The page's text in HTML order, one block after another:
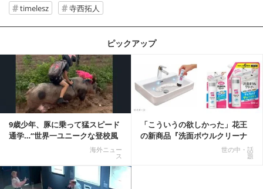
timelesz 寺西拓人
ピックアップ
9歳少年、豚に乗って猛スピード
通学…“世界一ユニークな登校風
海外ニュー
ス
「こういうの欲しかった」花王
の新商品『洗面ボウルクリーナ
世の中・話
題
記事を読む